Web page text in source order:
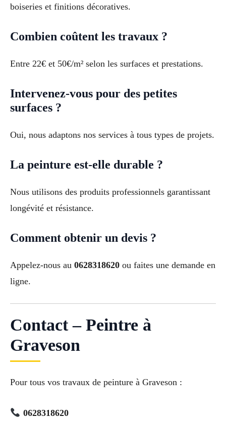
boiseries et finitions décoratives.
Combien coûtent les travaux ?
Entre 22€ et 50€/m² selon les surfaces et prestations.
Intervenez-vous pour des petites
surfaces ?
Oui, nous adaptons nos services à tous types de projets.
La peinture est-elle durable ?
Nous utilisons des produits professionnels garantissant
longévité et résistance.
Comment obtenir un devis ?
Appelez-nous au 0628318620 ou faites une demande en
ligne.
Contact – Peintre à
Graveson
Pour tous vos travaux de peinture à Graveson :
0628318620